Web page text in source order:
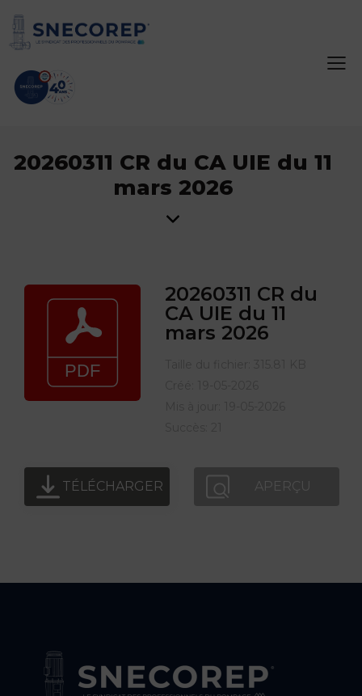
20260311 CR du CA UIE du 11
mars 2026
20260311 CR du
CA UIE du 11
mars 2026
TÉLÉCHARGER APERÇU